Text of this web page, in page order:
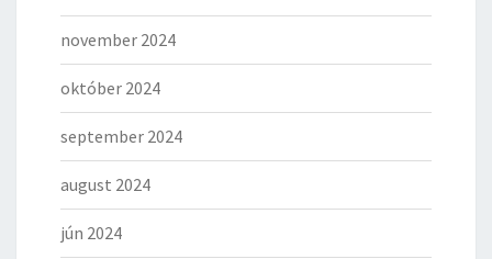
november 2024
október 2024
september 2024
august 2024
jún 2024